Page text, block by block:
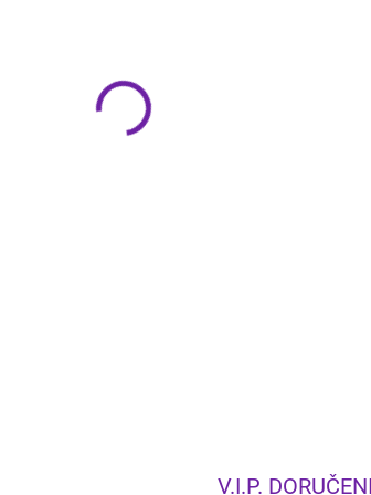
Rádio WR-7 PLUS v
Oak“ spája štýlový retro
V.I.P.